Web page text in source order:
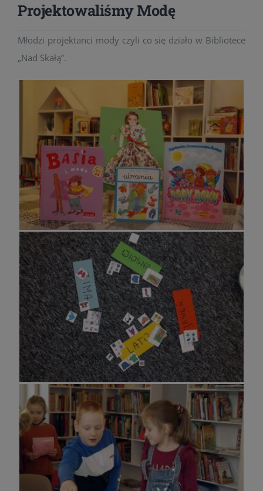
Projektowaliśmy Modę
Młodzi projektanci mody czyli co się działo w Bibliotece
„Nad Skałą”.